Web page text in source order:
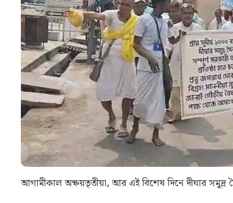
আগামীকাল অক্ষয়তৃতীয়া, আর এই বিশেষ দিনে দীঘার